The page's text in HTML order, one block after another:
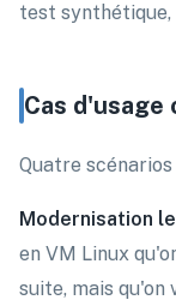
test
Cas d'usage
Quatre
Modernisation
en VM Linux
suite, mais qu'on